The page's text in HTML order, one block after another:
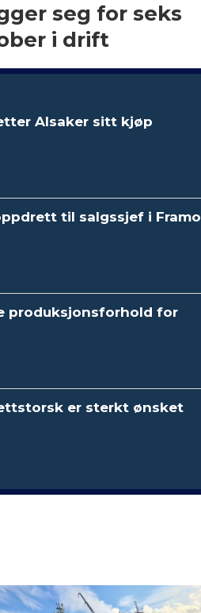
seg for seks
i drift
Alsaker sitt kjøp
til salgssjef i Framo
produksjonsforhold for
er sterkt ønsket